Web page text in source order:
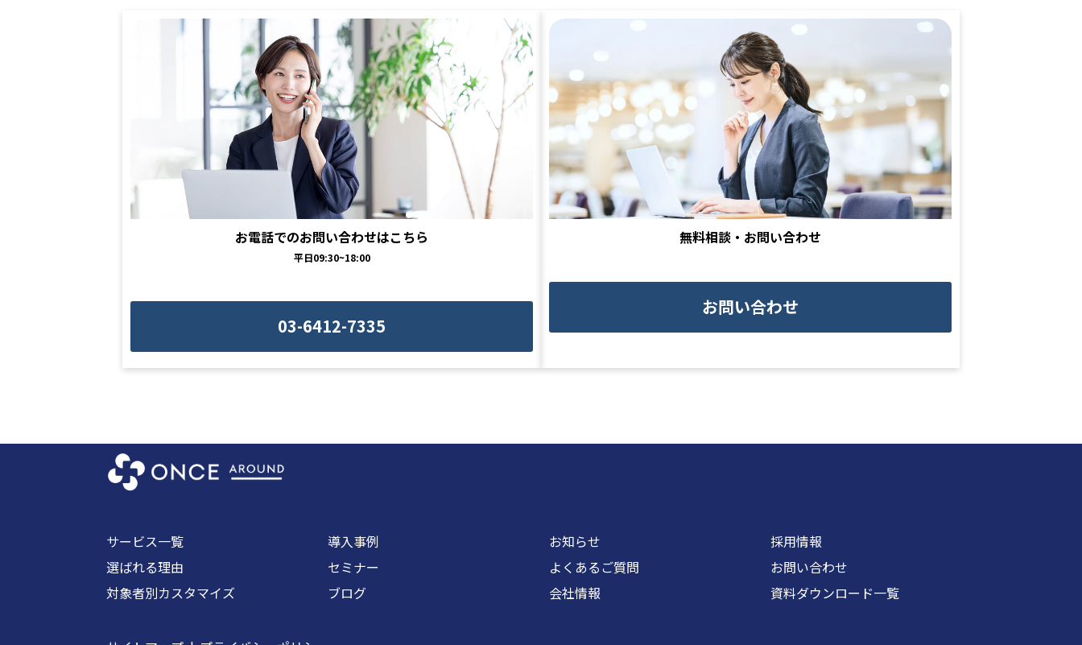
お電話でのお問い合わせはこちら
平日09:30~18:00
03-6412-7335
無料相談・お問い合わせ
お問い合わせ
サービス一覧
選ばれる理由
対象者別カスタマイズ
導入事例
セミナー
ブログ
お知らせ
よくあるご質問
会社情報
採用情報
お問い合わせ
資料ダウンロード一覧